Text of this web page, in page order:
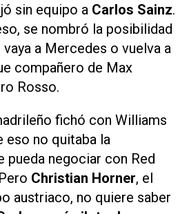
sin equipo a Carlos Sainz.
se nombró la posibilidad
a Mercedes o vuelva a
compañero de Max
Rosso.
fichó con Williams
eso no quitaba la
pueda negociar con Red
Christian Horner, el
austriaco, no quiere saber